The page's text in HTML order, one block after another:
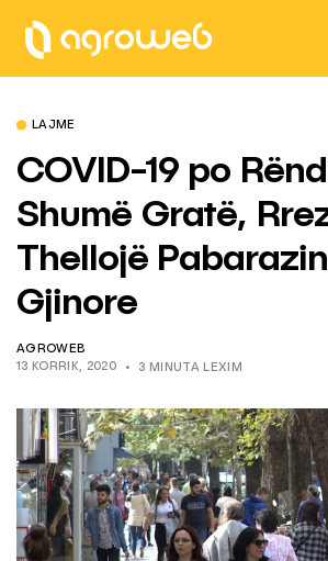
LAJME
COVID-19 po
Shumë Gratë,
Thellojë
Gjinore
AGROWEB
13 KORRIK, 2020
3 MINUTA LEXIM